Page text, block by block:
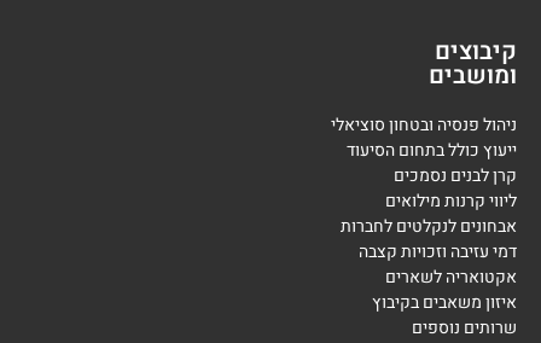
קיבוצים
ומושבים
ניהול פנסיה ובטחון סוציאלי
ייעוץ כולל בתחום הסיעוד
קרן לבנים נסמכים
ליווי קרנות מילואים
אבחונים לנקלטים לחברות
דמי עזיבה וזכויות קצבה
אקטואריה לשארים
איזון משאבים בקיבוץ
שרותים נוספים